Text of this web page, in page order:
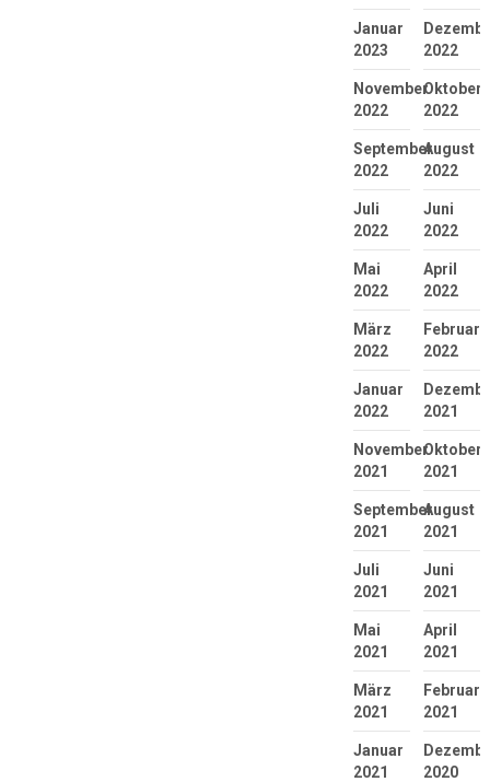
Januar
2023
2022
November
2022
Oktober
2022
September
2022
August
2022
Juli
2022
Juni
2022
Mai
2022
April
2022
März
2022
Februar
2022
Januar
2022
2021
November
2021
Oktober
2021
September
2021
August
2021
Juli
2021
Juni
2021
Mai
2021
April
2021
März
2021
Februar
2021
Januar
2021
2020